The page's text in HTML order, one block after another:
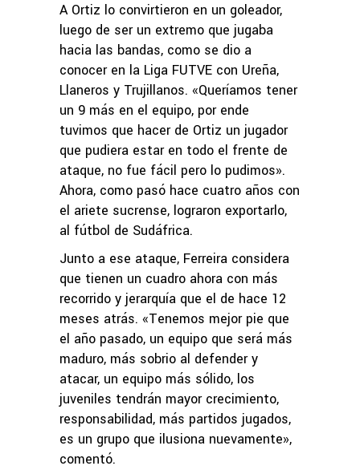
A Ortiz lo convirtieron en un goleador,
luego de ser un extremo que jugaba
hacia las bandas, como se dio a
conocer en la Liga FUTVE con Ureña,
Llaneros y Trujillanos. «Queríamos tener
un 9 más en el equipo, por ende
tuvimos que hacer de Ortiz un jugador
que pudiera estar en todo el frente de
ataque, no fue fácil pero lo pudimos».
Ahora, como pasó hace cuatro años con
el ariete sucrense, lograron exportarlo,
al fútbol de Sudáfrica.
Junto a ese ataque, Ferreira considera
que tienen un cuadro ahora con más
recorrido y jerarquía que el de hace 12
meses atrás. «Tenemos mejor pie que
el año pasado, un equipo que será más
maduro, más sobrio al defender y
atacar, un equipo más sólido, los
juveniles tendrán mayor crecimiento,
responsabilidad, más partidos jugados,
es un grupo que ilusiona nuevamente»,
comentó.